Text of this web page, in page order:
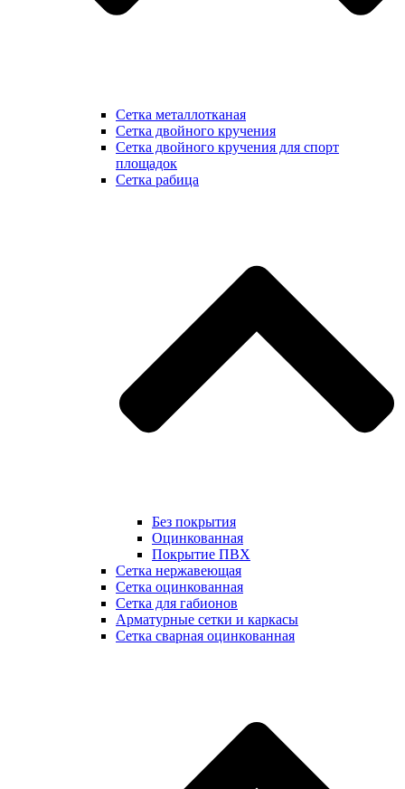
Сетка металлотканая
Сетка двойного кручения
Сетка двойного кручения для спорт
площадок
Сетка рабица
Без покрытия
Оцинкованная
Покрытие ПВХ
Сетка нержавеющая
Сетка оцинкованная
Сетка для габионов
Арматурные сетки и каркасы
Сетка сварная оцинкованная